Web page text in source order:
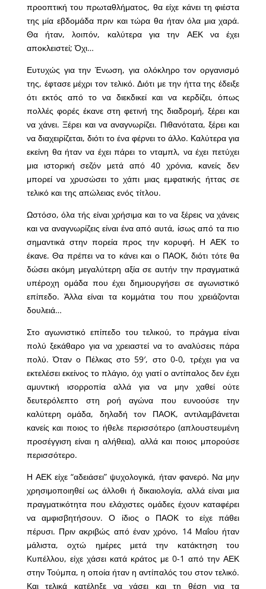
προοπτική του πρωταθλήματος, θα είχε κάνει τη φιέστα
της μία εβδομάδα πριν και τώρα θα ήταν όλα μια χαρά.
Θα ήταν, λοιπόν, καλύτερα για την ΑΕΚ να έχει
αποκλειστεί; Όχι…
Ευτυχώς για την Ένωση, για ολόκληρο τον οργανισμό
της, έφτασε μέχρι τον τελικό. Διότι με την ήττα της έδειξε
ότι εκτός από το να διεκδικεί και να κερδίζει, όπως
πολλές φορές έκανε στη φετινή της διαδρομή, ξέρει και
να χάνει. Ξέρει και να αναγνωρίζει. Πιθανότατα, ξέρει και
να διαχειρίζεται, διότι το ένα φέρνει το άλλο. Καλύτερα για
εκείνη θα ήταν να έχει πάρει το νταμπλ, να έχει πετύχει
μια ιστορική σεζόν μετά από 40 χρόνια, κανείς δεν
μπορεί να χρυσώσει το χάπι μιας εμφατικής ήττας σε
τελικό και της απώλειας ενός τίτλου.
Ωστόσο, όλα τής είναι χρήσιμα και το να ξέρεις να χάνεις
και να αναγνωρίζεις είναι ένα από αυτά, ίσως από τα πιο
σημαντικά στην πορεία προς την κορυφή. Η ΑΕΚ το
έκανε. Θα πρέπει να το κάνει και ο ΠΑΟΚ, διότι τότε θα
δώσει ακόμη μεγαλύτερη αξία σε αυτήν την πραγματικά
υπέροχη ομάδα που έχει δημιουργήσει σε αγωνιστικό
επίπεδο. Άλλα είναι τα κομμάτια του που χρειάζονται
δουλειά…
Στο αγωνιστικό επίπεδο του τελικού, το πράγμα είναι
πολύ ξεκάθαρο για να χρειαστεί να το αναλύσεις πάρα
πολύ. Όταν ο Πέλκας στο 59′, στο 0-0, τρέχει για να
εκτελέσει εκείνος το πλάγιο, όχι γιατί ο αντίπαλος δεν έχει
αμυντική ισορροπία αλλά για να μην χαθεί ούτε
δευτερόλεπτο στη ροή αγώνα που ευνοούσε την
καλύτερη ομάδα, δηλαδή τον ΠΑΟΚ, αντιλαμβάνεται
κανείς και ποιος το ήθελε περισσότερο (απλουστευμένη
προσέγγιση είναι η αλήθεια), αλλά και ποιος μπορούσε
περισσότερο.
Η ΑΕΚ είχε “αδειάσει” ψυχολογικά, ήταν φανερό. Να μην
χρησιμοποιηθεί ως άλλοθι ή δικαιολογία, αλλά είναι μια
πραγματικότητα που ελάχιστες ομάδες έχουν καταφέρει
να αμφισβητήσουν. Ο ίδιος ο ΠΑΟΚ το είχε πάθει
πέρυσι. Πριν ακριβώς από έναν χρόνο, 14 Μαΐου ήταν
μάλιστα, οχτώ ημέρες μετά την κατάκτηση του
Κυπέλλου, είχε χάσει κατά κράτος με 0-1 από την ΑΕΚ
στην Τούμπα, η οποία ήταν η αντίπαλός του στον τελικό.
Και τελικά κατέληξε να χάσει και τη θέση για τα